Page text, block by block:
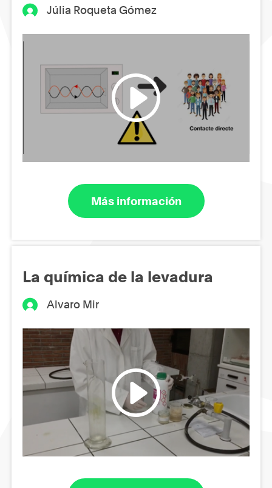
Júlia Roqueta Gómez
Más información
La química de la levadura
Alvaro Mir